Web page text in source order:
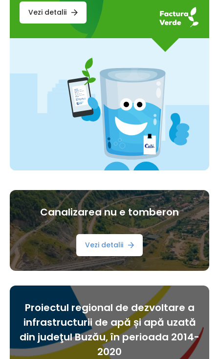
Vezi detalii
Canalizarea nu e tomberon
Vezi detalii
Proiectul regional de dezvoltare a
infrastructurii de apă și apă uzată
din judeţul Buzău, în perioada 2014-
2020